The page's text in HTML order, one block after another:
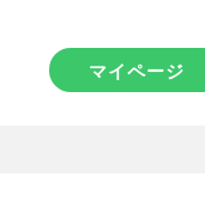
マイページ